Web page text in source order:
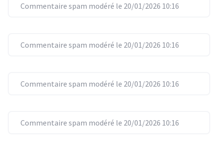
Commentaire spam modéré le 20/01/2026 10:16
Commentaire spam modéré le 20/01/2026 10:16
Commentaire spam modéré le 20/01/2026 10:16
Commentaire spam modéré le 20/01/2026 10:16